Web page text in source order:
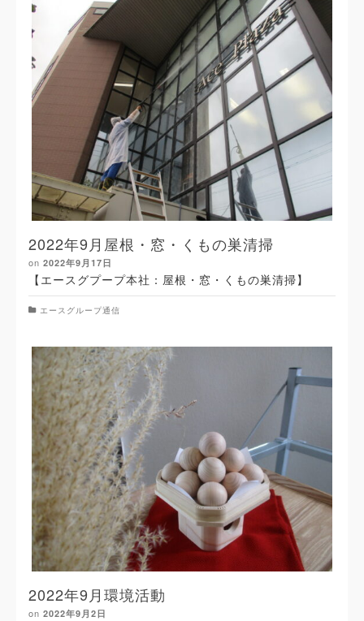
2022年9月屋根・窓・くもの巣清掃
on 2022年9月17日
【エースグプープ本社：屋根・窓・くもの巣清掃】
エースグループ通信
2022年9月環境活動
on 2022年9月2日